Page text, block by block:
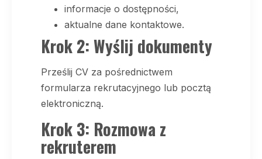
informacje o dostępności,
aktualne dane kontaktowe.
Krok 2: Wyślij dokumenty
Prześlij CV za pośrednictwem
formularza rekrutacyjnego lub pocztą
elektroniczną.
Krok 3: Rozmowa z
rekruterem